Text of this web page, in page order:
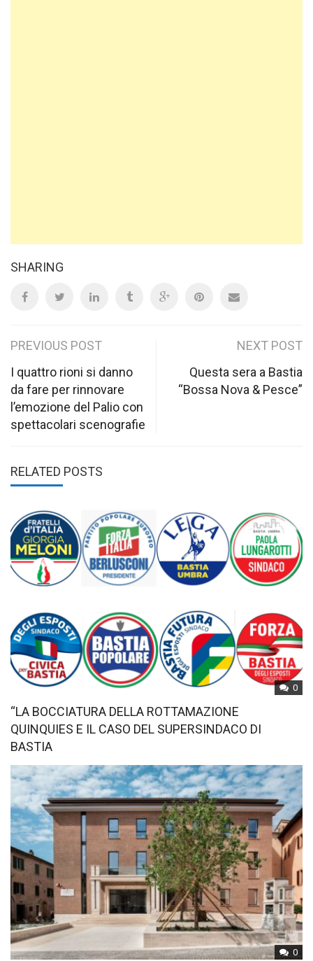
SHARING
Post
navigation
PREVIOUS POST
I quattro rioni si danno
da fare per rinnovare
l’emozione del Palio con
spettacolari scenografie
NEXT POST
Questa sera a Bastia
“Bossa Nova & Pesce”
RELATED POSTS
0
“LA BOCCIATURA DELLA ROTTAMAZIONE
QUINQUIES E IL CASO DEL SUPERSINDACO DI
BASTIA
0